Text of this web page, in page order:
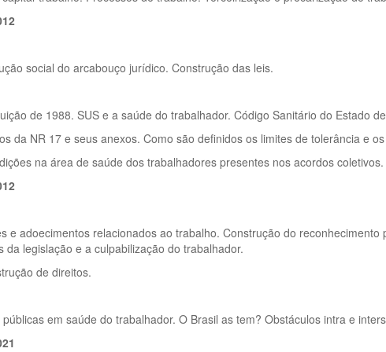
social do arcabouço jurídico. Construção das leis.
de 1988. SUS e a saúde do trabalhador. Código Sanitário do Estado
da NR 17 e seus anexos. Como são definidos os limites de tolerância e
na área de saúde dos trabalhadores presentes nos acordos
e adoecimentos relacionados ao trabalho. Construção do
da legislação e a culpabilização do trabalhador.
de direitos.
em saúde do trabalhador. O Brasil as tem? Obstáculos intra e